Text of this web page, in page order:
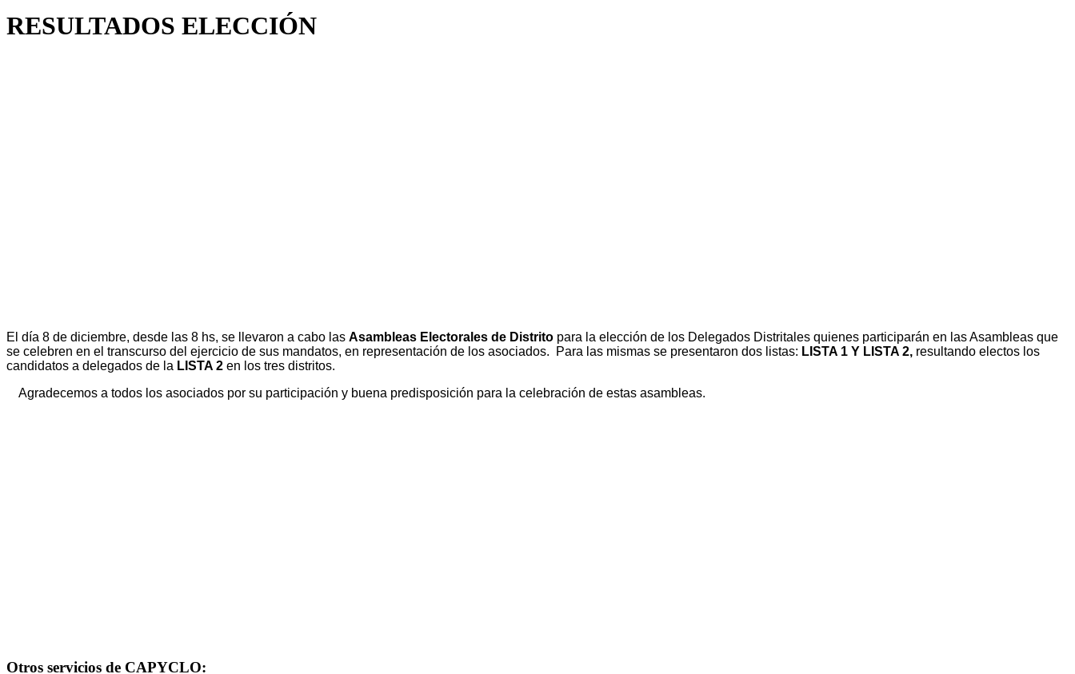
RESULTADOS ELECCIÓN
El día 8 de diciembre, desde las 8 hs, se llevaron a cabo las Asambleas Electorales de Distrito para la elección de los Delegados Distritales quienes participarán en las Asambleas que
se celebren en el transcurso del ejercicio de sus mandatos, en representación de los asociados. Para las mismas se presentaron dos listas: LISTA 1 Y LISTA 2, resultando electos los
candidatos a delegados de la LISTA 2 en los tres distritos.
Agradecemos a todos los asociados por su participación y buena predisposición para la celebración de estas asambleas.
Otros servicios de CAPYCLO: